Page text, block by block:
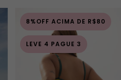
8%OFF ACIMA DE R$80
LEVE 4 PAGUE 3